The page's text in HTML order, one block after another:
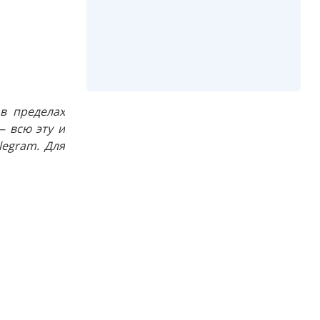
пределах
всю эту и
Для